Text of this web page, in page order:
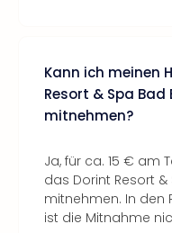
Kann ich meinen
Resort & Spa Bad
mitnehmen?
Ja, für ca. 15 € am
das Dorint Resort
mitnehmen. In den
ist die Mitnahme